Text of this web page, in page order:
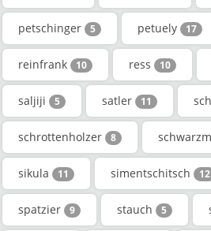
petschinger 5 petuely 17
reinfrank 10 ress 10
saljiji 5 satler 11
schrottenholzer 8
sikula 11 simentschitsch 12
spatzier 9 stauch 5